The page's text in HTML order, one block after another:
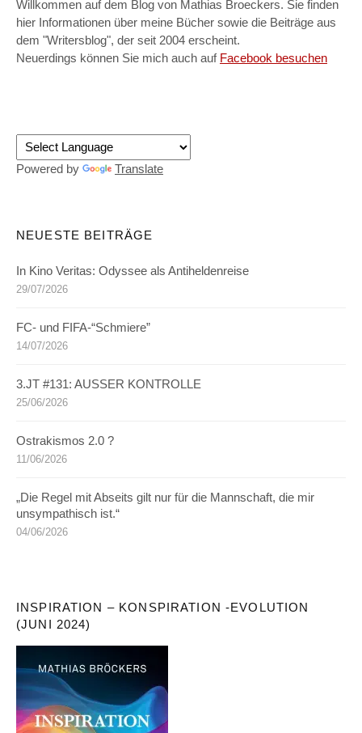
Willkommen auf dem Blog von Mathias Broeckers. Sie finden
hier Informationen über meine Bücher sowie die Beiträge aus
dem "Writersblog", der seit 2004 erscheint.
Neuerdings können Sie mich auch auf Facebook besuchen
Powered by Translate
NEUESTE BEITRÄGE
In Kino Veritas: Odyssee als Antiheldenreise
29/07/2026
FC- und FIFA-“Schmiere”
14/07/2026
3.JT #131: AUSSER KONTROLLE
25/06/2026
Ostrakismos 2.0 ?
11/06/2026
„Die Regel mit Abseits gilt nur für die Mannschaft, die mir
unsympathisch ist.“
04/06/2026
INSPIRATION – KONSPIRATION -EVOLUTION
(JUNI 2024)